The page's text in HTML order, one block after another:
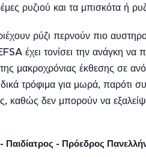
ρυζιού και τα μπισκότα ή
ρύζι περνούν πιο
έχει τονίσει την ανάγκη να
της μακροχρόνιας έκθεσης σε
τρόφιμα για μωρά, παρότι
καθώς δεν μπορούν να
Παιδίατρος - Πρόεδρος